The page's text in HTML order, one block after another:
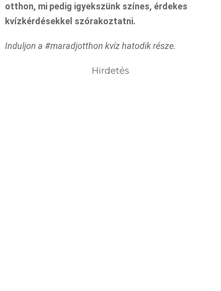
otthon, mi pedig igyekszünk színes, érdekes
kvízkérdésekkel szórakoztatni.
Induljon a #maradjotthon kvíz hatodik része.
Hirdetés